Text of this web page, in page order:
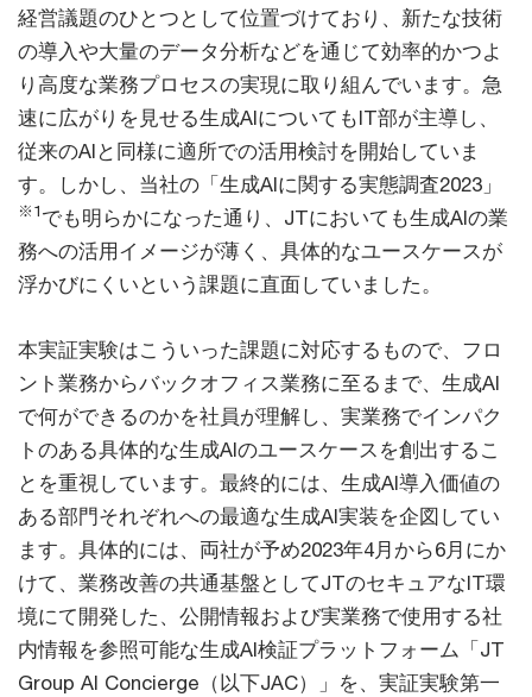
経営議題のひとつとして位置づけており、新たな技術
の導入や大量のデータ分析などを通じて効率的かつよ
り高度な業務プロセスの実現に取り組んでいます。急
速に広がりを見せる生成AIについてもIT部が主導し、
従来のAIと同様に適所での活用検討を開始していま
す。しかし、当社の「生成AIに関する実態調査2023」
※1でも明らかになった通り、JTにおいても生成AIの業
務への活用イメージが薄く、具体的なユースケースが
浮かびにくいという課題に直面していました。
本実証実験はこういった課題に対応するもので、フロ
ント業務からバックオフィス業務に至るまで、生成AI
で何ができるのかを社員が理解し、実業務でインパク
トのある具体的な生成AIのユースケースを創出するこ
とを重視しています。最終的には、生成AI導入価値の
ある部門それぞれへの最適な生成AI実装を企図してい
ます。具体的には、両社が予め2023年4月から6月にか
けて、業務改善の共通基盤としてJTのセキュアなIT環
境にて開発した、公開情報および実業務で使用する社
内情報を参照可能な生成AI検証プラットフォーム「JT
Group AI Concierge（以下JAC）」を、実証実験第一